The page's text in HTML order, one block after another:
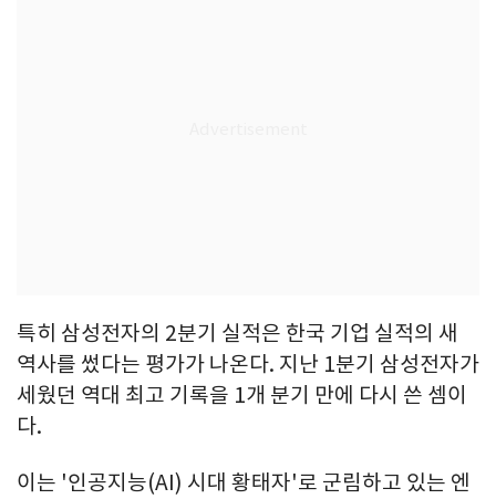
특히 삼성전자의 2분기 실적은 한국 기업 실적의 새
역사를 썼다는 평가가 나온다. 지난 1분기 삼성전자가
세웠던 역대 최고 기록을 1개 분기 만에 다시 쓴 셈이
다.
이는 '인공지능(AI) 시대 황태자'로 군림하고 있는 엔